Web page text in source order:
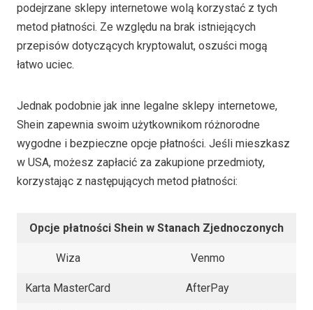
podejrzane sklepy internetowe wolą korzystać z tych
metod płatności. Ze względu na brak istniejących
przepisów dotyczących kryptowalut, oszuści mogą
łatwo uciec.
Jednak podobnie jak inne legalne sklepy internetowe,
Shein zapewnia swoim użytkownikom różnorodne
wygodne i bezpieczne opcje płatności. Jeśli mieszkasz
w USA, możesz zapłacić za zakupione przedmioty,
korzystając z następujących metod płatności:
Opcje płatności Shein w Stanach Zjednoczonych
Wiza Venmo
Karta MasterCard AfterPay